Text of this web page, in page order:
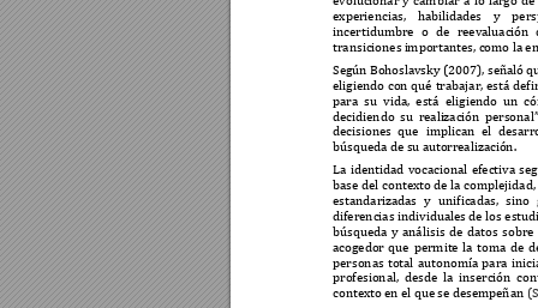
experiencias,
habilidades y
incertidumbre
o de reevaluación
transiciones importantes, como la
Según Bohoslavsky (2007), señaló
eligiendo con qué trabajar, está
para su vida, está eligiendo un c
decidiendo su realización
decisiones que implican el
búsqueda de su autorrealización.
La identidad vocacional efectiva
base del contexto de la
estandarizadas y unificadas, sino
diferencias individuales de los
búsqueda y análisis de datos sobre
acogedor que permite la toma de
personas total autonomía para
profesional, desde la inserción
contexto en el que se desempeñan